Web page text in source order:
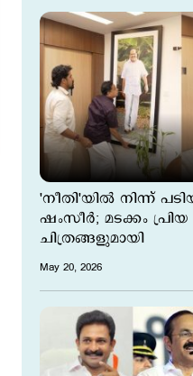
'നീതി'യില്‍ നിന്ന്
ഷംസീർ; മടക്കം പ്രിയ
ചിത്രങ്ങളുമായി
May 20, 2026